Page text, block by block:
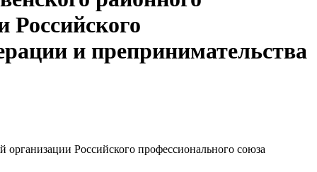
Российского
и препринимательства
организации Российского профессионального союза